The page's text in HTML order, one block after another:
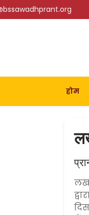
होम